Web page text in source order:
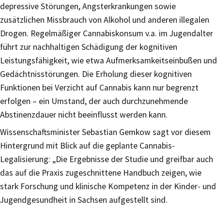
depressive Störungen, Angsterkrankungen sowie
zusätzlichen Missbrauch von Alkohol und anderen illegalen
Drogen. Regelmäßiger Cannabiskonsum v.a. im Jugendalter
führt zur nachhaltigen Schädigung der kognitiven
Leistungsfähigkeit, wie etwa Aufmerksamkeitseinbußen und
Gedächtnisstörungen. Die Erholung dieser kognitiven
Funktionen bei Verzicht auf Cannabis kann nur begrenzt
erfolgen – ein Umstand, der auch durchzunehmende
Abstinenzdauer nicht beeinflusst werden kann.
Wissenschaftsminister Sebastian Gemkow sagt vor diesem
Hintergrund mit Blick auf die geplante Cannabis-
Legalisierung: „Die Ergebnisse der Studie und greifbar auch
das auf die Praxis zugeschnittene Handbuch zeigen, wie
stark Forschung und klinische Kompetenz in der Kinder- und
Jugendgesundheit in Sachsen aufgestellt sind.